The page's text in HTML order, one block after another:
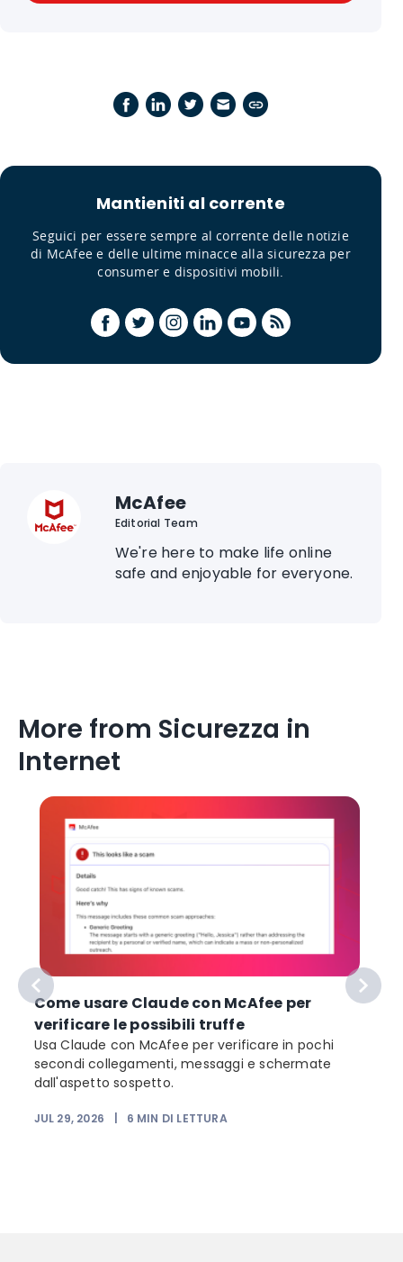
Mantieniti al corrente
Seguici per essere sempre al corrente delle notizie
di McAfee e delle ultime minacce alla sicurezza per
consumer e dispositivi mobili.
McAfee
Editorial Team
We're here to make life online
safe and enjoyable for everyone.
More from Sicurezza in
Internet
Come usare Claude con McAfee per
verificare le possibili truffe
Usa Claude con McAfee per verificare in pochi
secondi collegamenti, messaggi e schermate
dall'aspetto sospetto.
JUL 29, 2026 6 MIN DI LETTURA